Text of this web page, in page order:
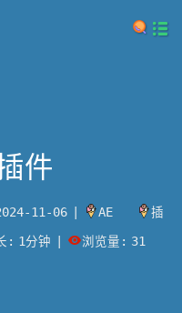
件
11-06 | AE
插
: 1分钟 | 浏览量: 31